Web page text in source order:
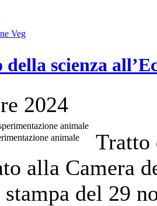
Veg
scienza
2024
animale
Tratto
alla Camera
stampa del 29